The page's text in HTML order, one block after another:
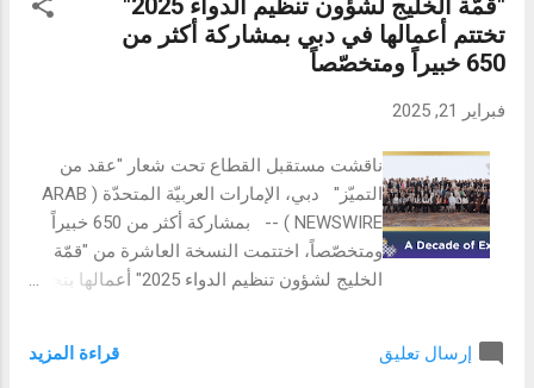
من أرجائه لمسات الفن والموضة، ولا يقتصر
المطعم على كونه مطعماً تقليدياً، بل يتعداه
ليصبح بمثابة احتفالٍ مُكرَّس لثقافة الطهي،
المكان إلى وجهة تجريبية استثنائية تتداخل فيها
عناصر التراث الأصيل مع الضيافة العريقة وفنون
الطهي المتميزة، وفي فترات ما بعد الظهيرة،
تُقدم أباريق الشاي الإيرانية، المصنوعة على أيدي
الحرفيين المهرة، شاي الزعفران العطري بينما
تُزين قطع السجاد الإيرانية ذات النقوش البديعة
التصميم المعاصر لترتيبات تناول ...
تختتم أعمالها في دبي بمشاركة أكثر من
650 خبيراً ومتخصّصاً
فبراير 21, 2025
ناقشت مستقبل القطاع تحت شعار "عقد من
التميّز" دبي، الإمارات العربيّة المتحدّة ( ARAB
NEWSWIRE ) -- بمشاركة أكثر من 650 خبيراً
ومتخصّصاً، اختتمت النسخة العاشرة من "قمّة
الخليج لشؤون تنظيم الدواء 2025" أعمالها بنجاح
بما في ذلك مسؤولين حكوميين وقادة الصناعة
إرسال تعليق قراءة المزيد